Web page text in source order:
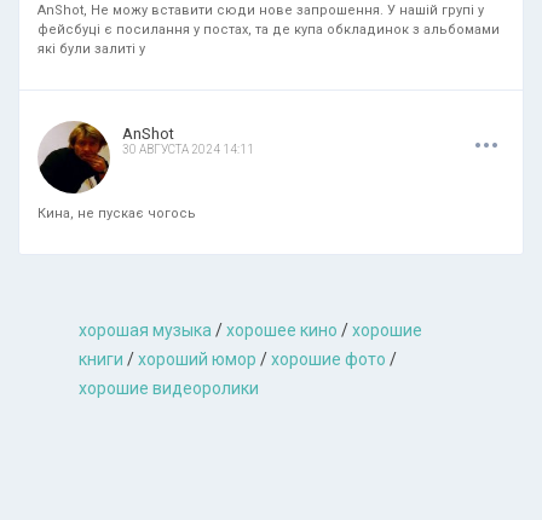
AnShot, Не можу вставити сюди нове запрошення. У нашій групі у
фейсбуці є посилання у постах, та де купа обкладинок з альбомами
які були залиті у
AnShot
30 АВГУСТА 2024 14:11 ...
Кина, не пускає чогось
хорошая музыкa /хорошее кино /хорошие
книги /хороший юмор /хорошие фото /
хорошие видеоролики